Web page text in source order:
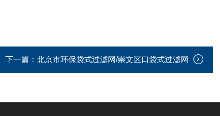
下一篇： 北京市环保袋式过滤网/崇文区口袋式过滤网